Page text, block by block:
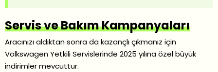
Servis ve Bakım Kampanyaları
Aracınızı aldıktan sonra da kazançlı çıkmanız için
Volkswagen Yetkili Servislerinde 2025 yılına özel büyük
indirimler mevcuttur.